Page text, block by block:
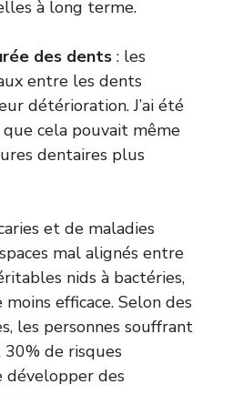
à long terme.
des dents : les
entre les dents
détérioration. J’ai été
cela pouvait même
dentaires plus
et de maladies
mal alignés entre
nids à bactéries,
efficace. Selon des
les personnes souffrant
de risques
développer des